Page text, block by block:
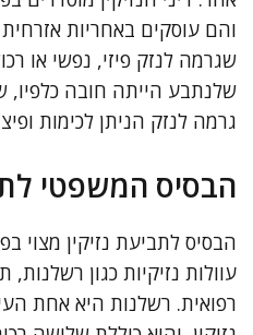
והם עוסקים באחריות
שגרמה לנזק פיזי, נפשי או
שלנתבע הייתה חובה
גרמה לנזק הניתן לכימות
הבסיס המשפטי
הבסיס לתביעת נזיקין מצוי
עוולות נזיקיות כגון
רפואית. רשלנות היא אחת